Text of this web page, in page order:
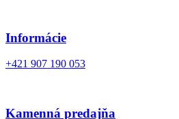
Informácie
+421 907 190 053
Kamenná predajňa